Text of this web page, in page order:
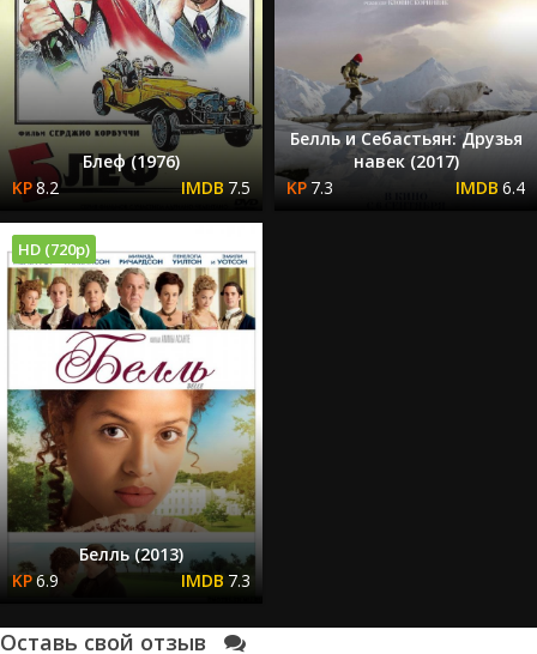
Блеф (1976)
8.2
7.5
Белль и Себастьян: Друзья
навек (2017)
7.3
6.4
HD (720p)
Белль (2013)
6.9
7.3
Оставь свой отзыв